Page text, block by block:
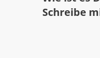
Schreibe